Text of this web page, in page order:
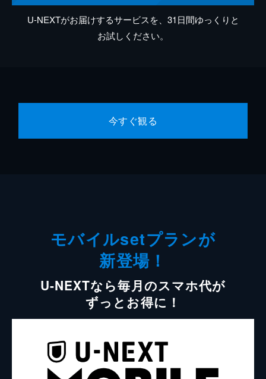
U-NEXTがお届けするサービスを、31日間ゆっくりと
お試しください。
今すぐ観る
モバイルsetプランが
新登場！
U-NEXTなら毎月のスマホ代が
ずっとお得に！